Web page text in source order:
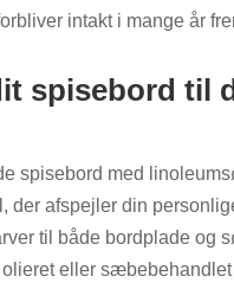
intakt i mange år
spisebord til
spisebord med
der afspejler din
til både bordplade og
olieret eller